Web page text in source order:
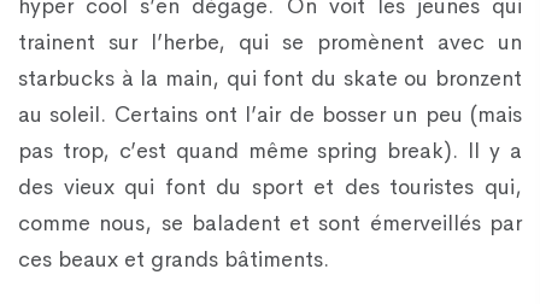
hyper cool s’en dégage. On voit les jeunes qui
trainent sur l’herbe, qui se promènent avec un
starbucks à la main, qui font du skate ou bronzent
au soleil. Certains ont l’air de bosser un peu (mais
pas trop, c’est quand même spring break). Il y a
des vieux qui font du sport et des touristes qui,
comme nous, se baladent et sont émerveillés par
ces beaux et grands bâtiments.